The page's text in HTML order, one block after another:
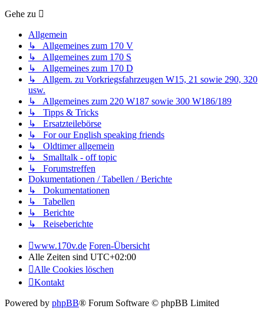
Gehe zu
Allgemein
↳ Allgemeines zum 170 V
↳ Allgemeines zum 170 S
↳ Allgemeines zum 170 D
↳ Allgem. zu Vorkriegsfahrzeugen W15, 21 sowie 290, 320
usw.
↳ Allgemeines zum 220 W187 sowie 300 W186/189
↳ Tipps & Tricks
↳ Ersatzteilebörse
↳ For our English speaking friends
↳ Oldtimer allgemein
↳ Smalltalk - off topic
↳ Forumstreffen
Dokumentationen / Tabellen / Berichte
↳ Dokumentationen
↳ Tabellen
↳ Berichte
↳ Reiseberichte
www.170v.de Foren-Übersicht
Alle Zeiten sind UTC+02:00
Alle Cookies löschen
Kontakt
Powered by phpBB® Forum Software © phpBB Limited